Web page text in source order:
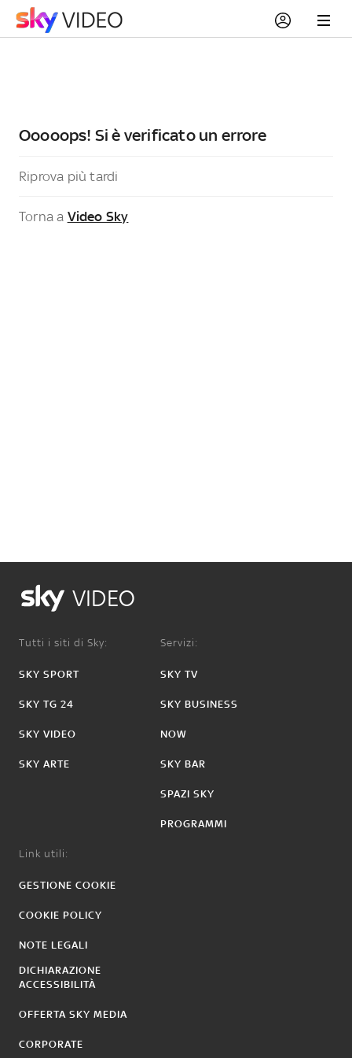
Ooooops! Si è verificato un errore
Riprova più tardi
Torna a Video Sky
VIDEO
Tutti i siti di Sky:
SKY SPORT
SKY TG 24
SKY VIDEO
SKY ARTE
Servizi:
SKY TV
SKY BUSINESS
NOW
SKY BAR
SPAZI SKY
PROGRAMMI
Link utili:
GESTIONE COOKIE
COOKIE POLICY
NOTE LEGALI
DICHIARAZIONE
ACCESSIBILITÀ
OFFERTA SKY MEDIA
CORPORATE